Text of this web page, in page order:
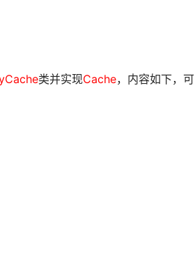
类并实现Cache，内容如下，可